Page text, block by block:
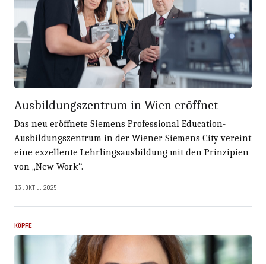
Ausbildungszentrum in Wien eröffnet
Das neu eröffnete Siemens Professional Education-
Ausbildungszentrum in der Wiener Siemens City vereint
eine exzellente Lehrlingsausbildung mit den Prinzipien
von „New Work“.
13.OKT..2025
KÖPFE